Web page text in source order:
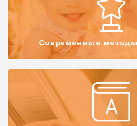
Современные